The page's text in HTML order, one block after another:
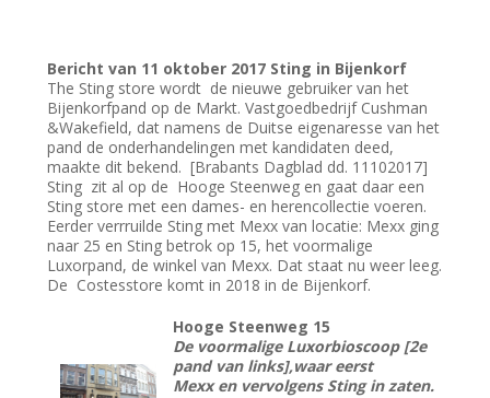
Bericht van 11 oktober 2017 Sting in Bijenkorf
The Sting store wordt de nieuwe gebruiker van het
Bijenkorfpand op de Markt. Vastgoedbedrijf Cushman
&Wakefield, dat namens de Duitse eigenaresse van het
pand de onderhandelingen met kandidaten deed,
maakte dit bekend. [Brabants Dagblad dd. 11102017]
Sting zit al op de Hooge Steenweg en gaat daar een
Sting store met een dames- en herencollectie voeren.
Eerder verrruilde Sting met Mexx van locatie: Mexx ging
naar 25 en Sting betrok op 15, het voormalige
Luxorpand, de winkel van Mexx. Dat staat nu weer leeg.
De Costesstore komt in 2018 in de Bijenkorf.
Hooge Steenweg 15
De voormalige Luxorbioscoop [2e
pand van links],waar eerst
Mexx en vervolgens Sting in zaten.